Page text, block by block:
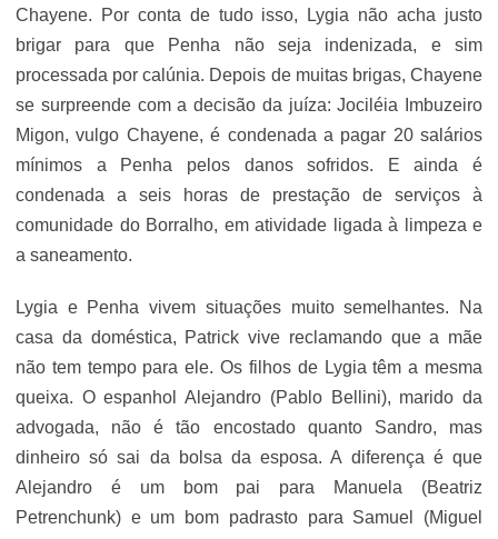
Chayene. Por conta de tudo isso, Lygia não acha justo
brigar para que Penha não seja indenizada, e sim
processada por calúnia. Depois de muitas brigas, Chayene
se surpreende com a decisão da juíza: Jociléia Imbuzeiro
Migon, vulgo Chayene, é condenada a pagar 20 salários
mínimos a Penha pelos danos sofridos. E ainda é
condenada a seis horas de prestação de serviços à
comunidade do Borralho, em atividade ligada à limpeza e
a saneamento.
Lygia e Penha vivem situações muito semelhantes. Na
casa da doméstica, Patrick vive reclamando que a mãe
não tem tempo para ele. Os filhos de Lygia têm a mesma
queixa. O espanhol Alejandro (Pablo Bellini), marido da
advogada, não é tão encostado quanto Sandro, mas
dinheiro só sai da bolsa da esposa. A diferença é que
Alejandro é um bom pai para Manuela (Beatriz
Petrenchunk) e um bom padrasto para Samuel (Miguel